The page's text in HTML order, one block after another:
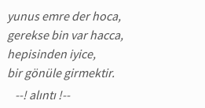
yunus emre der hoca,
gerekse bin var hacca,
hepisinden iyice,
bir gönüle girmektir.